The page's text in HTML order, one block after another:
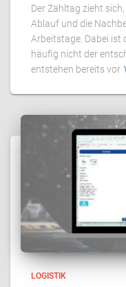
Der Zähltag zieht
Ablauf und die
Arbeitstage. Dabei ist
häufig nicht der
entstehen bereits vor
LOGISTIK